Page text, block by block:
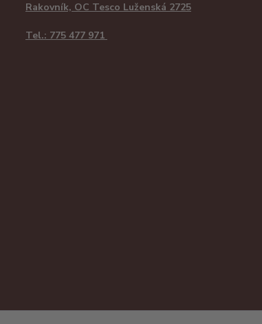
Rakovník, OC Tesco Luženská 2725
Tel.: 775 477 971